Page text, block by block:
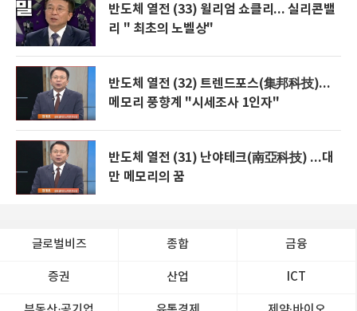
반도체 열전 (33) 윌리엄 쇼클리... 실리콘밸
리 " 최초의 노벨상"
반도체 열전 (32) 트렌드포스(集邦科技)...
메모리 풍향계 "시세조사 1인자"
반도체 열전 (31) 난야테크(南亞科技) ...대
만 메모리의 꿈
글로벌비즈 종합 금융
증권 산업 ICT